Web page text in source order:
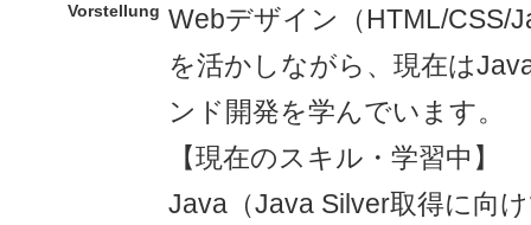
Vorstellung Webデザイン（HTML/CSS/
を活かしながら、現在は
ンド開発を学んでいます。
【現在のスキル・学習中】
Java（Java Silver取得に向